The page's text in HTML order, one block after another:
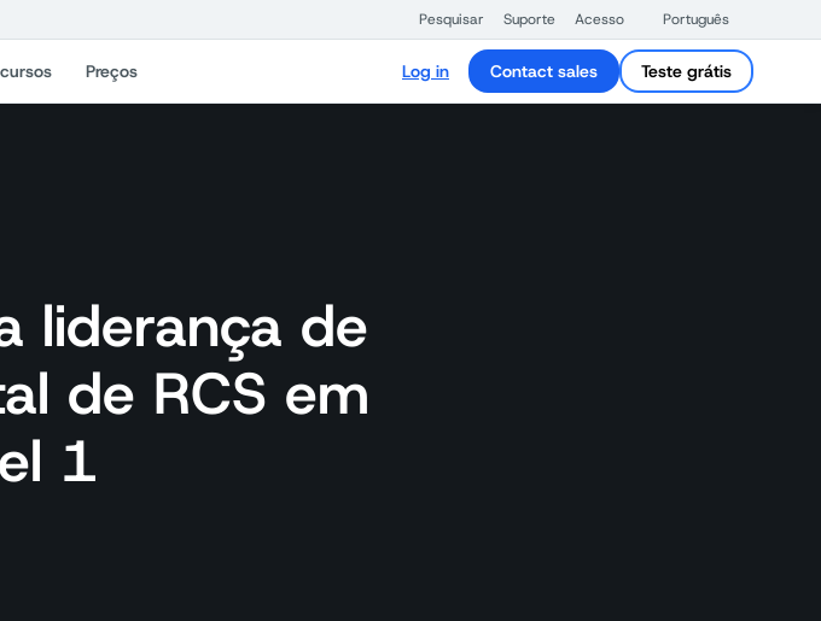
Pesquisar Suporte Acesso Português
Preços Log in Contact sales Teste grátis
liderança de
de RCS em
1